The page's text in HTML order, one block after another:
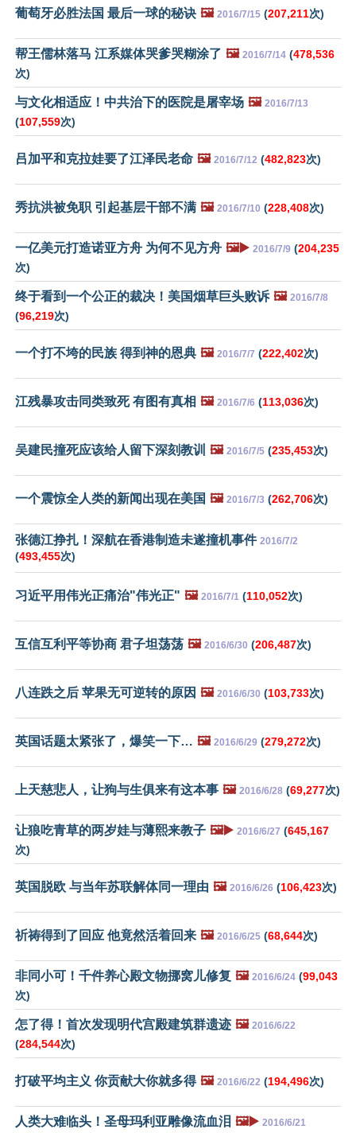
葡萄牙必胜法国 最后一球的秘诀 🖼️ 2016/7/15 (207,211次)
帮王儒林落马 江系媒体哭爹哭糊涂了 🖼️ 2016/7/14 (478,536
次)
与文化相适应！中共治下的医院是屠宰场 🖼️ 2016/7/13
(107,559次)
吕加平和克拉娃要了江泽民老命 🖼️ 2016/7/12 (482,823次)
秀抗洪被免职 引起基层干部不满 🖼️ 2016/7/10 (228,408次)
一亿美元打造诺亚方舟 为何不见方舟 🖼️▶️ 2016/7/9 (204,235
次)
终于看到一个公正的裁决！美国烟草巨头败诉 🖼️ 2016/7/8
(96,219次)
一个打不垮的民族 得到神的恩典 🖼️ 2016/7/7 (222,402次)
江残暴攻击同类致死 有图有真相 🖼️ 2016/7/6 (113,036次)
吴建民撞死应该给人留下深刻教训 🖼️ 2016/7/5 (235,453次)
一个震惊全人类的新闻出现在美国 🖼️ 2016/7/3 (262,706次)
张德江挣扎！深航在香港制造未遂撞机事件 2016/7/2
(493,455次)
习近平用伟光正痛治"伟光正" 🖼️ 2016/7/1 (110,052次)
互信互利平等协商 君子坦荡荡 🖼️ 2016/6/30 (206,487次)
八连跌之后 苹果无可逆转的原因 🖼️ 2016/6/30 (103,733次)
英国话题太紧张了，爆笑一下… 🖼️ 2016/6/29 (279,272次)
上天慈悲人，让狗与生俱来有这本事 🖼️ 2016/6/28 (69,277次)
让狼吃青草的两岁娃与薄熙来教子 🖼️▶️ 2016/6/27 (645,167
次)
英国脱欧 与当年苏联解体同一理由 🖼️ 2016/6/26 (106,423次)
祈祷得到了回应 他竟然活着回来 🖼️ 2016/6/25 (68,644次)
非同小可！千件养心殿文物挪窝儿修复 🖼️ 2016/6/24 (99,043
次)
怎了得！首次发现明代宫殿建筑群遗迹 🖼️ 2016/6/22
(284,544次)
打破平均主义 你贡献大你就多得 🖼️ 2016/6/22 (194,496次)
人类大难临头！圣母玛利亚雕像流血泪 🖼️▶️ 2016/6/21